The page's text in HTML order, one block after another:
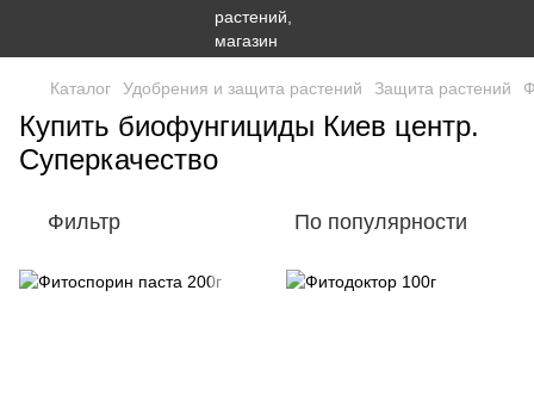
Каталог Удобрения и защита растений Защита растений
Купить биофунгициды Киев центр.
Суперкачество
Фильтр По популярности